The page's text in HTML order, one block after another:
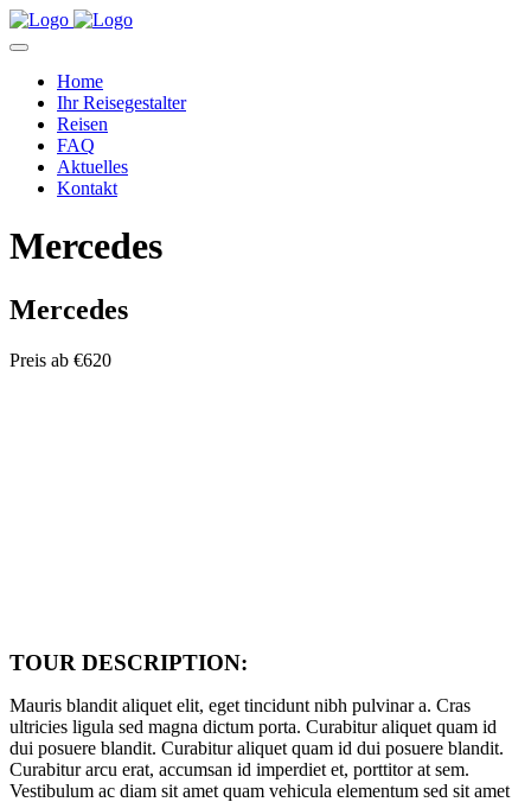
Home
Ihr Reisegestalter
Reisen
FAQ
Aktuelles
Kontakt
Mercedes
Mercedes
Preis ab €620
TOUR DESCRIPTION:
Mauris blandit aliquet elit, eget tincidunt nibh pulvinar a. Cras
ultricies ligula sed magna dictum porta. Curabitur aliquet quam id
dui posuere blandit. Curabitur aliquet quam id dui posuere blandit.
Curabitur arcu erat, accumsan id imperdiet et, porttitor at sem.
Vestibulum ac diam sit amet quam vehicula elementum sed sit amet